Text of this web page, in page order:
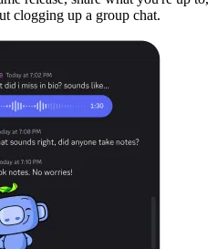
clogging up a group chat.